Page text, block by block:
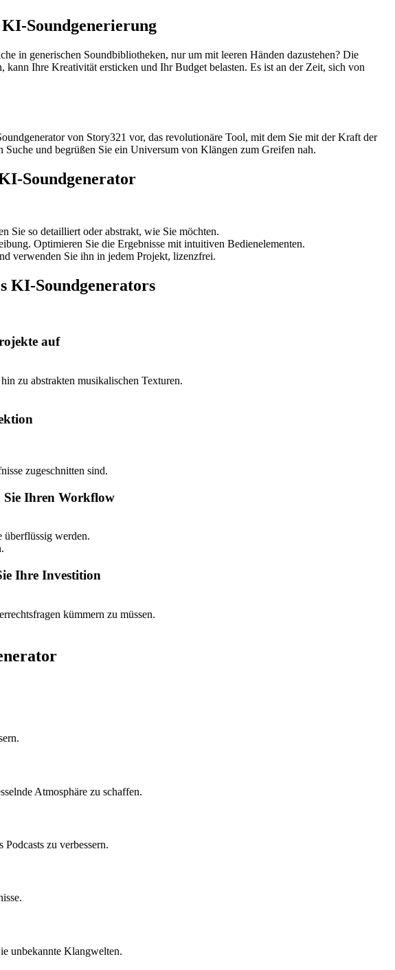
Soundgenerierung
in generischen Soundbibliotheken, nur um mit leeren Händen dazustehen? Die
Ihre Kreativität ersticken und Ihr Budget belasten. Es ist an der Zeit, sich von
von Story321 vor, das revolutionäre Tool, mit dem Sie mit der Kraft der
und begrüßen Sie ein Universum von Klängen zum Greifen nah.
Soundgenerator
Sie so detailliert oder abstrakt, wie Sie möchten.
Optimieren Sie die Ergebnisse mit intuitiven Bedienelementen.
verwenden Sie ihn in jedem Projekt, lizenzfrei.
KI-Soundgenerators
auf
zu abstrakten musikalischen Texturen.
zugeschnitten sind.
Sie Ihren Workflow
überflüssig werden.
Ihre Investition
kümmern zu müssen.
Atmosphäre zu schaffen.
zu verbessern.
unbekannte Klangwelten.